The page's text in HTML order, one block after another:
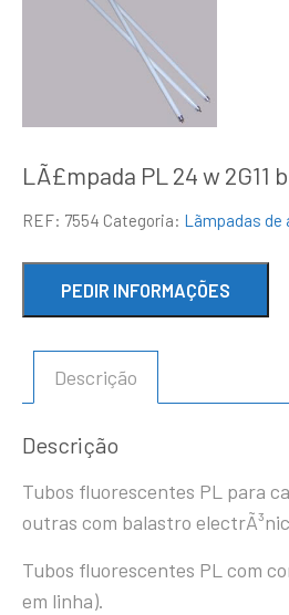
LÃ£mpada PL 24 w 2G11
REF: 7554 Categoria: Lãmpadas de
Descrição
Descrição
Tubos fluorescentes PL para
outras com balastro
Tubos fluorescentes PL com
em linha).